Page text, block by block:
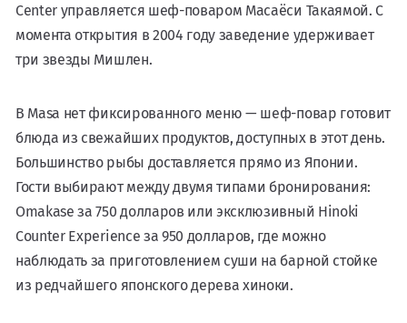
Center управляется шеф-поваром Масаёси Такаямой. С
момента открытия в 2004 году заведение удерживает
три звезды Мишлен.
В Masa нет фиксированного меню — шеф-повар готовит
блюда из свежайших продуктов, доступных в этот день.
Большинство рыбы доставляется прямо из Японии.
Гости выбирают между двумя типами бронирования:
Omakase за 750 долларов или эксклюзивный Hinoki
Counter Experience за 950 долларов, где можно
наблюдать за приготовлением суши на барной стойке
из редчайшего японского дерева хиноки.